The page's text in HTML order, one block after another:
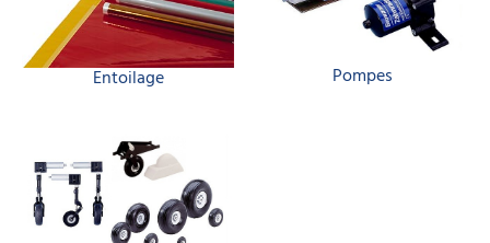
Entoilage Pompes